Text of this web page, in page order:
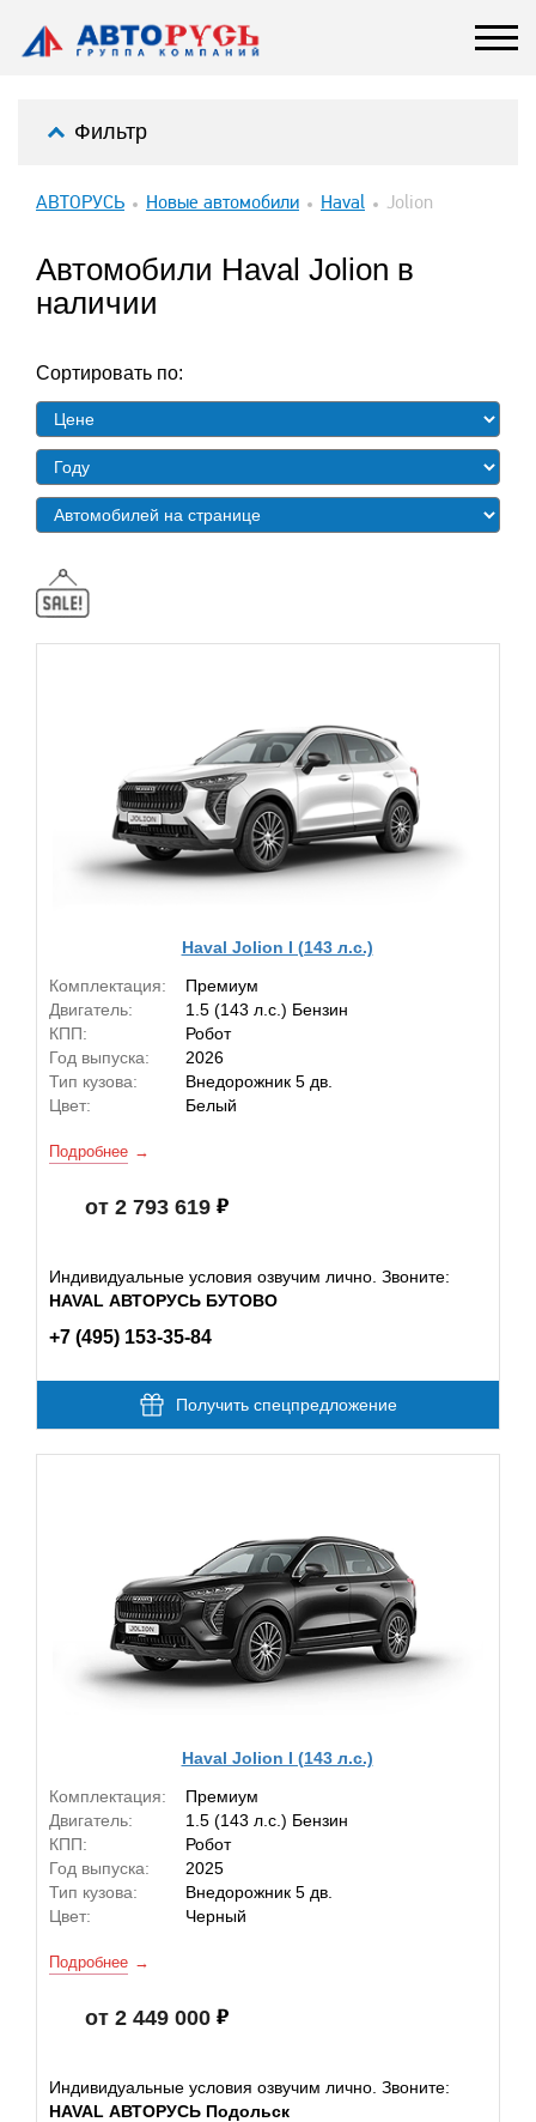
Фильтр
АВТОРУСЬ Новые автомобили Haval Jolion
Автомобили Haval Jolion в
наличии
Сортировать по:
Haval Jolion I (143 л.с.)
Комплектация:
Премиум
Двигатель:
1.5 (143 л.с.) Бензин
КПП:
Робот
Год выпуска:
2026
Тип кузова:
Внедорожник 5 дв.
Цвет:
Белый
Подробнее
от 2 793 619
Индивидуальные условия озвучим лично. Звоните:
HAVAL АВТОРУСЬ БУТОВО
+7 (495) 153-35-84
Получить спецпредложение
Haval Jolion I (143 л.с.)
Комплектация:
Премиум
Двигатель:
1.5 (143 л.с.) Бензин
КПП:
Робот
Год выпуска:
2025
Тип кузова:
Внедорожник 5 дв.
Цвет:
Черный
Подробнее
от 2 449 000
Индивидуальные условия озвучим лично. Звоните:
HAVAL АВТОРУСЬ Подольск